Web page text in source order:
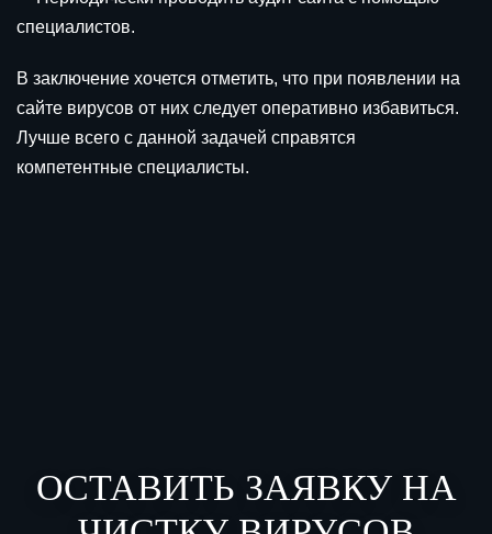
специалистов.
В заключение хочется отметить, что при появлении на
сайте вирусов от них следует оперативно избавиться.
Лучше всего с данной задачей справятся
компетентные специалисты.
ОСТАВИТЬ ЗАЯВКУ НА